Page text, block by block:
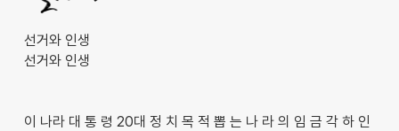
선거와 인생
선거와 인생
이 나라 대 통 령 20대 정 치 목 적 뽑 는 나 라 의 임 금 각 하 인